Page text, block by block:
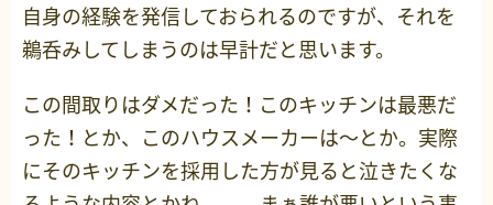
自身の経験を発信しておられるのですが、それを
鵜呑みしてしまうのは早計だと思います。
この間取りはダメだった！このキッチンは最悪だ
った！とか、このハウスメーカーは～とか。実際
にそのキッチンを採用した方が見ると泣きたくな